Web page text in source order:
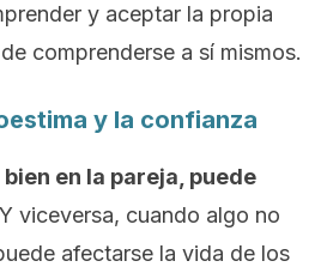
y aceptar la propia
comprenderse a sí mismos.
y la confianza
en la pareja, puede
Y viceversa, cuando algo no
afectarse la vida de los